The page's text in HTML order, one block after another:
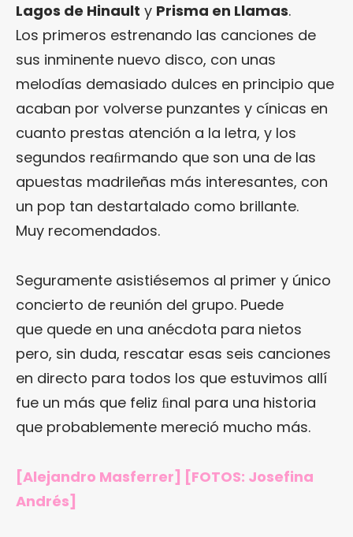
Lagos de Hinault y Prisma en Llamas.
Los primeros estrenando las canciones de
sus inminente nuevo disco, con unas
melodías demasiado dulces en principio que
acaban por volverse punzantes y cínicas en
cuanto prestas atención a la letra, y los
segundos reaﬁrmando que son una de las
apuestas madrileñas más interesantes, con
un pop tan destartalado como brillante.
Muy recomendados.
Seguramente asistiésemos al primer y único
concierto de reunión del grupo. Puede
que quede en una anécdota para nietos
pero, sin duda, rescatar esas seis canciones
en directo para todos los que estuvimos allí
fue un más que feliz ﬁnal para una historia
que probablemente mereció mucho más.
[Alejandro Masferrer] [FOTOS: Josefina
Andrés]